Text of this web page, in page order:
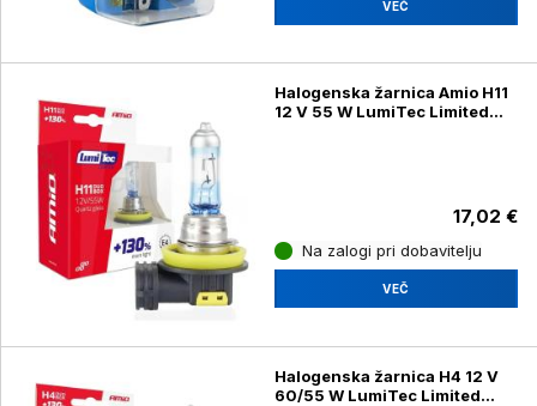
VEČ
Halogenska žarnica Amio H11
12 V 55 W LumiTec Limited
17,02 €
Na zalogi pri dobavitelju
VEČ
Halogenska žarnica H4 12 V
60/55 W LumiTec Limited